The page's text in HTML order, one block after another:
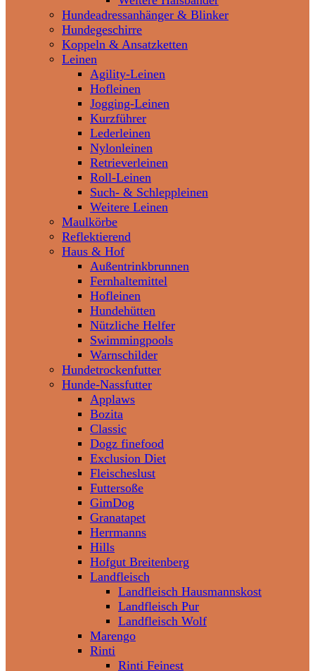
Hundeadressanhänger & Blinker
Hundegeschirre
Koppeln & Ansatzketten
Leinen
Agility-Leinen
Hofleinen
Jogging-Leinen
Kurzführer
Lederleinen
Nylonleinen
Retrieverleinen
Roll-Leinen
Such- & Schleppleinen
Weitere Leinen
Maulkörbe
Reflektierend
Haus & Hof
Außentrinkbrunnen
Fernhaltemittel
Hofleinen
Hundehütten
Nützliche Helfer
Swimmingpools
Warnschilder
Hundetrockenfutter
Hunde-Nassfutter
Applaws
Bozita
Classic
Dogz finefood
Exclusion Diet
Fleischeslust
Futtersoße
GimDog
Granatapet
Herrmanns
Hills
Hofgut Breitenberg
Landfleisch
Landfleisch Hausmannskost
Landfleisch Pur
Landfleisch Wolf
Marengo
Rinti
Rinti Feinest